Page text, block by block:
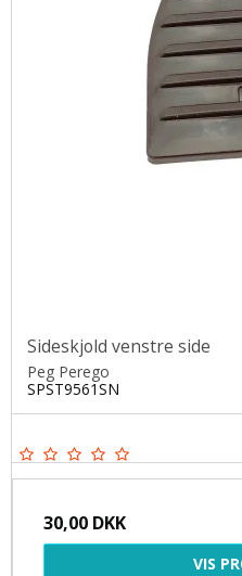
Sideskjold venstre side
Peg Perego
SPST9561SN
30,00 DKK
VIS